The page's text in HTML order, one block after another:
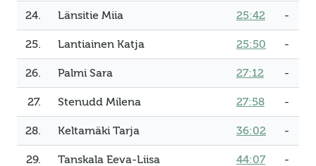
24. Länsitie Miia 25:42 -
25. Lantiainen Katja 25:50 -
26. Palmi Sara 27:12 -
27. Stenudd Milena 27:58 -
28. Keltamäki Tarja 36:02 -
29. Tanskala Eeva-Liisa 44:07 -